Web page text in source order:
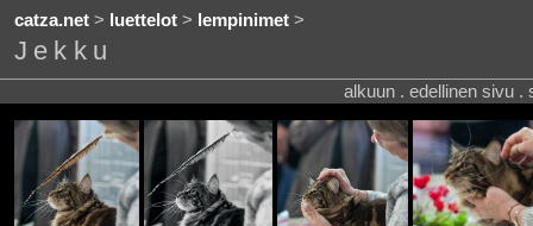
catza.net> luettelot> lempinimet>
Jekku
alkuun . edellinen sivu .